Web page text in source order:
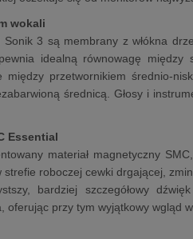
wokali
3 są membrany z włókna
idealną równowagę
między przetwornikiem średnio-
średnicą. Głosy i
Essential
materiał magnetyczny
roboczej cewki drgającej,
bardziej szczegółowy
oferując przy tym wyjątkowy wgląd